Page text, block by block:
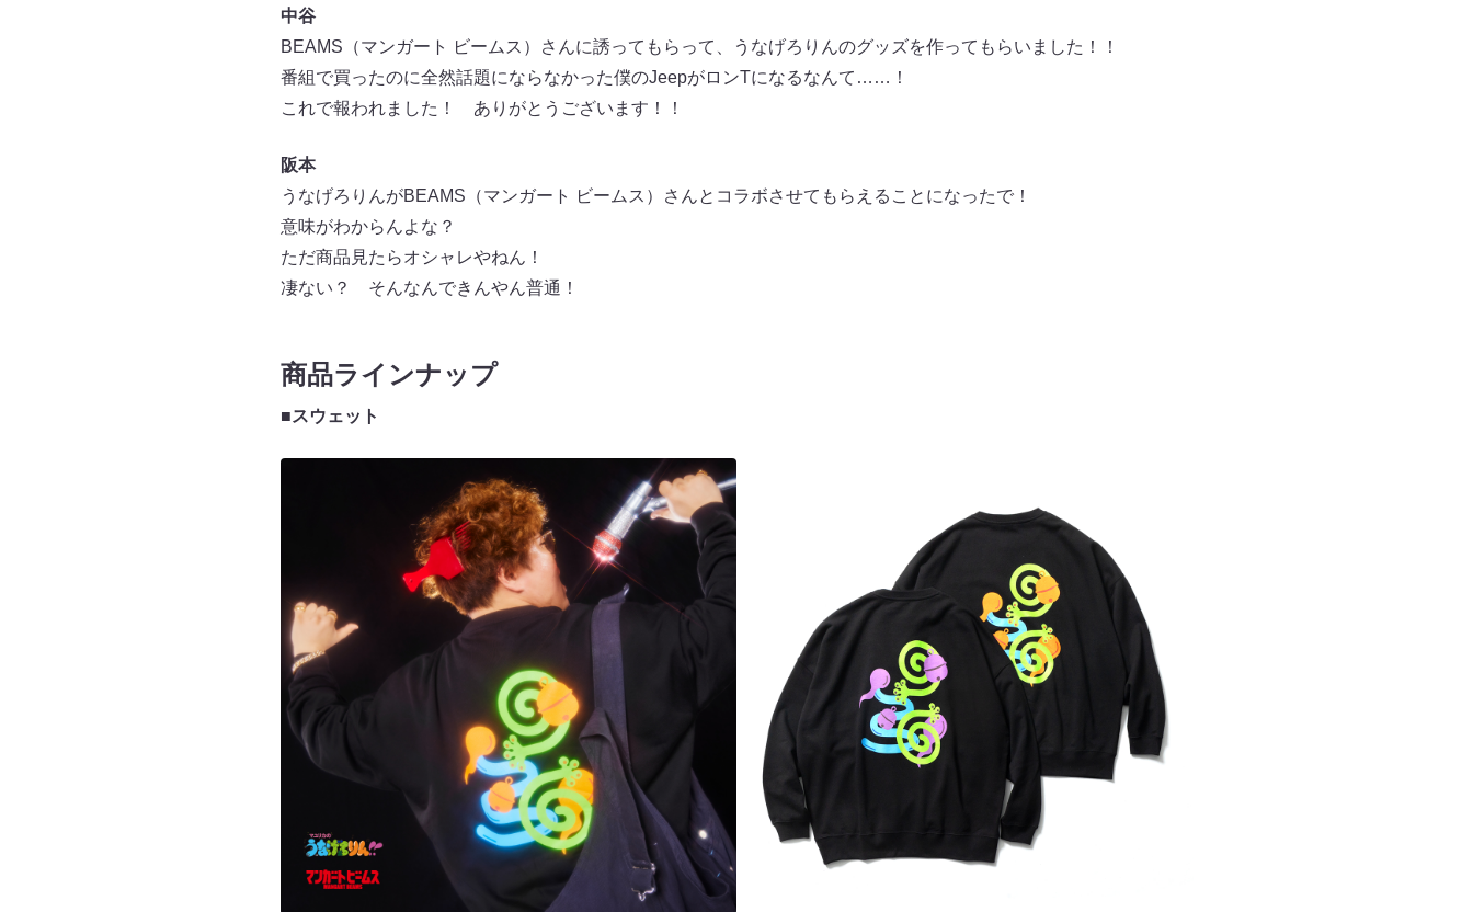
中谷
BEAMS（マンガート ビームス）さんに誘ってもらって、うなげろりんのグッズを作ってもらいました！！
番組で買ったのに全然話題にならなかった僕のJeepがロンTになるなんて……！
これで報われました！ ありがとうございます！！
阪本
うなげろりんがBEAMS（マンガート ビームス）さんとコラボさせてもらえることになったで！
意味がわからんよな？
ただ商品見たらオシャレやねん！
凄ない？ そんなんできんやん普通！
商品ラインナップ
■スウェット